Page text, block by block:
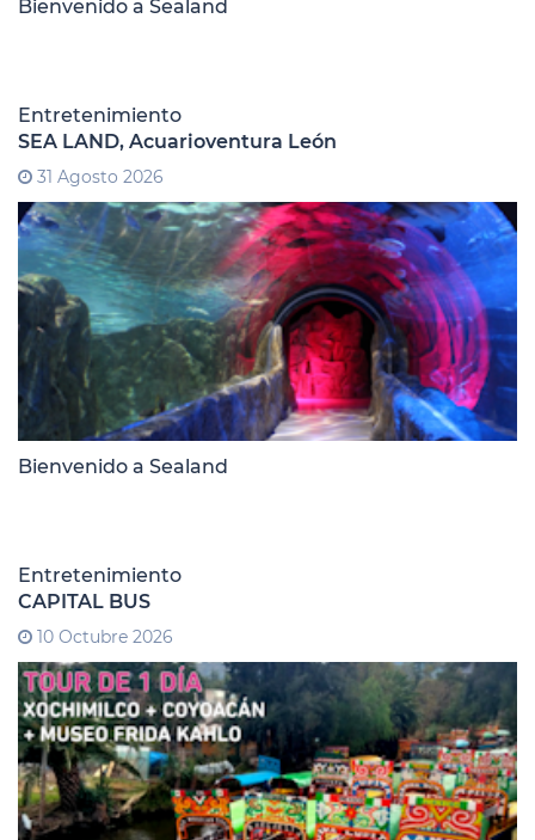
Bienvenido a Sealand
Entretenimiento
SEA LAND, Acuarioventura León
31 Agosto 2026
Bienvenido a Sealand
Entretenimiento
CAPITAL BUS
10 Octubre 2026